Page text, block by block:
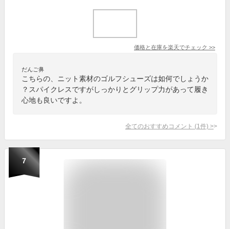
価格と在庫を楽天でチェック >>
だんご鼻
こちらの、ニット素材のゴルフシューズは如何でしょうか
？スパイクレスですがしっかりとグリップ力があって履き
心地も良いですよ。
全てのおすすめコメント (1 件) >
7